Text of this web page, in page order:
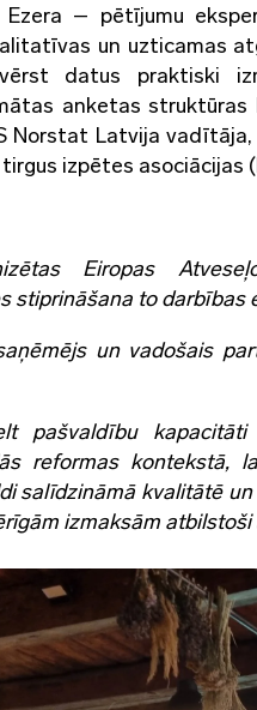
– pētījumu
un uzticamas
datus praktiski
anketas
Norstat Latvija
izpētes asociācijas
Eiropas
stiprināšana to
un vadošais
pašvaldību
reformas kontekstā,
salīdzināmā kvalitātē
izmaksām